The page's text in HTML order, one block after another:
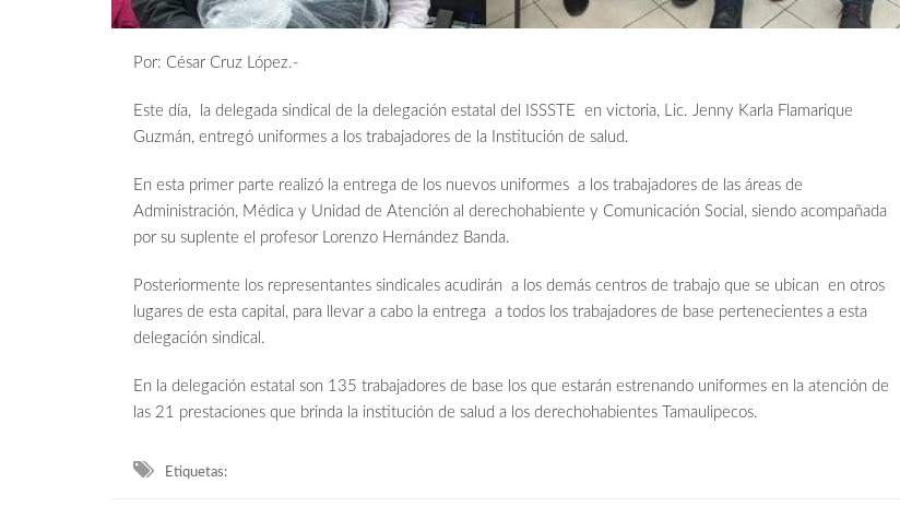
Por: César Cruz López.-
Este día, la delegada sindical de la delegación estatal del ISSSTE en victoria, Lic. Jenny Karla Flamarique
Guzmán, entregó uniformes a los trabajadores de la Institución de salud.
En esta primer parte realizó la entrega de los nuevos uniformes a los trabajadores de las áreas de
Administración, Médica y Unidad de Atención al derechohabiente y Comunicación Social, siendo acompañada
por su suplente el profesor Lorenzo Hernández Banda.
Posteriormente los representantes sindicales acudirán a los demás centros de trabajo que se ubican en otros
lugares de esta capital, para llevar a cabo la entrega a todos los trabajadores de base pertenecientes a esta
delegación sindical.
En la delegación estatal son 135 trabajadores de base los que estarán estrenando uniformes en la atención de
las 21 prestaciones que brinda la institución de salud a los derechohabientes Tamaulipecos.
Etiquetas: